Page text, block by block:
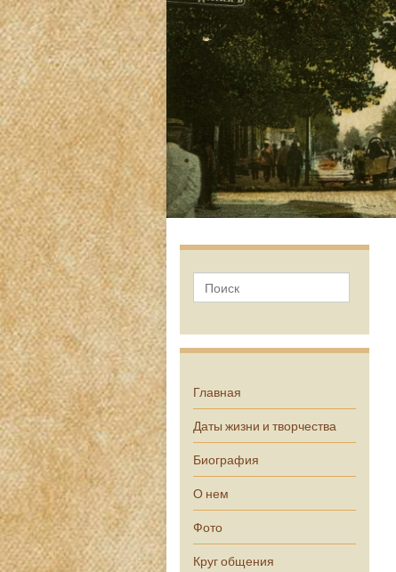
Главная
Даты жизни и творчества
Биография
О нем
Фото
Круг общения